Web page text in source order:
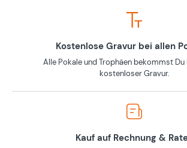
Kostenlose Gravur bei allen
Alle Pokale und Trophäen bekommst
kostenloser Gravur.
Kauf auf Rechnung &